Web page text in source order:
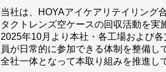
当社は、HOYAアイケアリテイリング
タクトレンズ空ケースの回収活動を実
2025年10月より本社・各工場および
員が日常的に参加できる体制を整備し
全社一体となって本取り組みを推進し